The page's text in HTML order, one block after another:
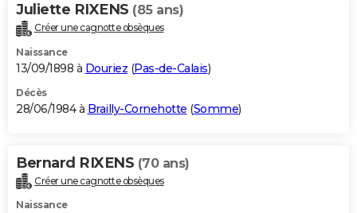
Juliette RIXENS (85 ans)
Créer une cagnotte obsèques
Naissance
13/09/1898 à Douriez (Pas-de-Calais)
Décès
28/06/1984 à Brailly-Cornehotte (Somme)
Bernard RIXENS (70 ans)
Créer une cagnotte obsèques
Naissance